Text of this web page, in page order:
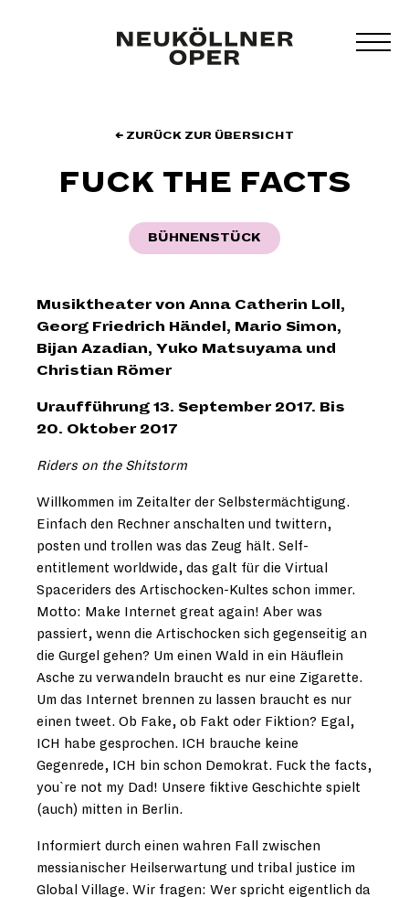
← ZURÜCK ZUR ÜBERSICHT
FUCK THE FACTS
BÜHNENSTÜCK
Musiktheater von Anna Catherin Loll,
Georg Friedrich Händel, Mario Simon,
Bijan Azadian, Yuko Matsuyama und
Christian Römer
Uraufführung 13. September 2017. Bis
20. Oktober 2017
Riders on the Shitstorm
Willkommen im Zeitalter der Selbstermächtigung.
Einfach den Rechner anschalten und twittern,
posten und trollen was das Zeug hält. Self-
entitlement worldwide, das galt für die Virtual
Spaceriders des Artischocken-Kultes schon immer.
Motto: Make Internet great again! Aber was
passiert, wenn die Artischocken sich gegenseitig an
die Gurgel gehen? Um einen Wald in ein Häuflein
Asche zu verwandeln braucht es nur eine Zigarette.
Um das Internet brennen zu lassen braucht es nur
einen tweet. Ob Fake, ob Fakt oder Fiktion? Egal,
ICH habe gesprochen. ICH brauche keine
Gegenrede, ICH bin schon Demokrat. Fuck the facts,
you`re not my Dad! Unsere fiktive Geschichte spielt
(auch) mitten in Berlin.
Informiert durch einen wahren Fall zwischen
messianischer Heilserwartung und tribal justice im
Global Village. Wir fragen: Wer spricht eigentlich da